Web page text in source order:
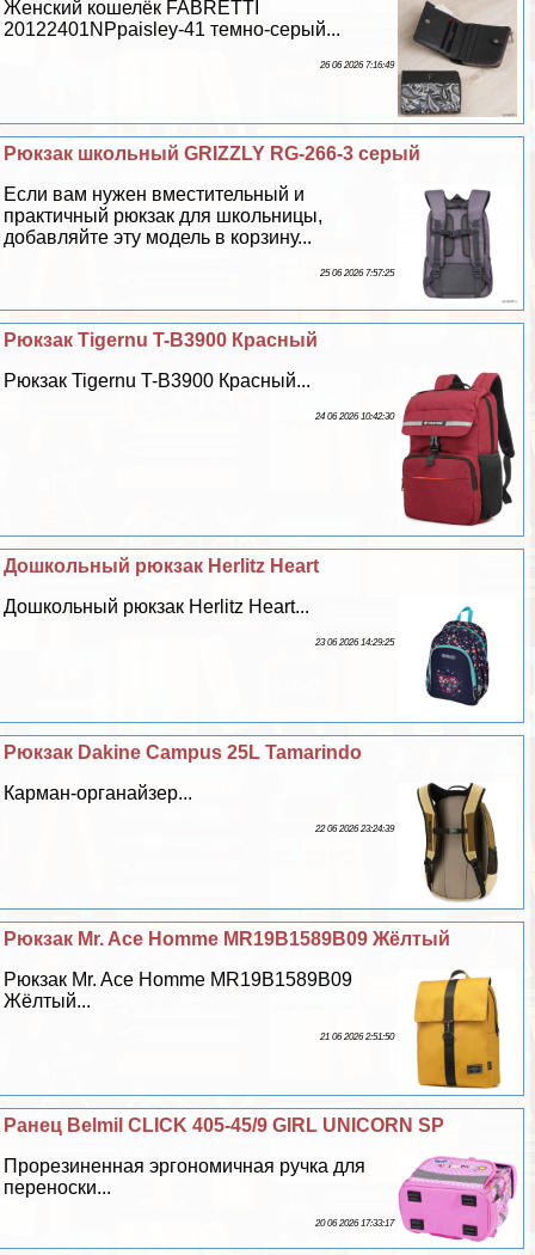
Женский кошелёк FABRETTI
20122401NPpaisley-41 темно-серый...
26 06 2026 7:16:49
Рюкзак школьный GRIZZLY RG-266-3 серый
Если вам нужен вместительный и
пpaктичный рюкзак для школьницы,
добавляйте эту модель в корзину...
25 06 2026 7:57:25
Рюкзак Tigernu T-B3900 Красный
Рюкзак Tigernu T-B3900 Красный...
24 06 2026 10:42:30
Дошкольный рюкзак Herlitz Heart
Дошкольный рюкзак Herlitz Heart...
23 06 2026 14:29:25
Рюкзак Dakine Campus 25L Tamarindo
Карман-органайзер...
22 06 2026 23:24:39
Рюкзак Mr. Ace Homme MR19B1589B09 Жёлтый
Рюкзак Mr. Ace Homme MR19B1589B09
Жёлтый...
21 06 2026 2:51:50
Ранец Belmil CLICK 405-45/9 GIRL UNICORN SP
Прорезиненная эргономичная ручка для
переноски...
20 06 2026 17:33:17